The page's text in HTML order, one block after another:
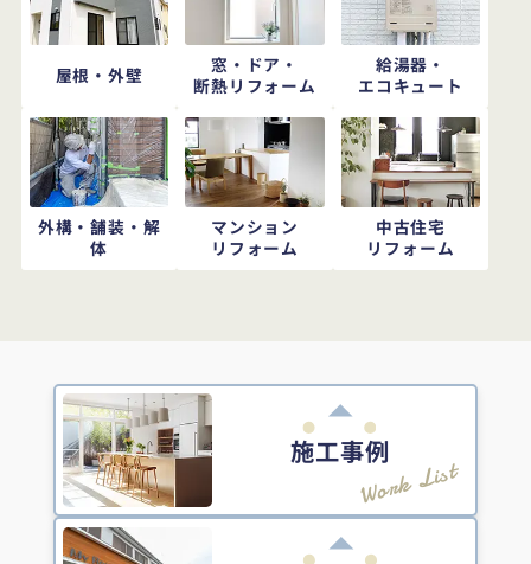
屋根・外壁
窓・ドア・
断熱リフォーム
給湯器・
エコキュート
外構・舗装・解
体
マンション
リフォーム
中古住宅
リフォーム
施工事例
Work List